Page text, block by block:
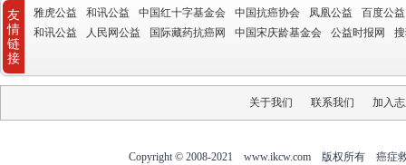
友
情
链
接
雅虎公益 和讯公益 中国红十字基金会 中国抗癌协会 凤凰公益
百度公益
和讯公益
人民网公益 国际藏药抗癌网 中国宋庆龄基金会 公益时报网
关于我们 联系我们 加入
Copyright © 2008-2021 www.ikcw.com 版权所有 癌症